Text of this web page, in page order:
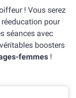
! Vous serez
réeducation pour
séances avec
boosters
femmes !